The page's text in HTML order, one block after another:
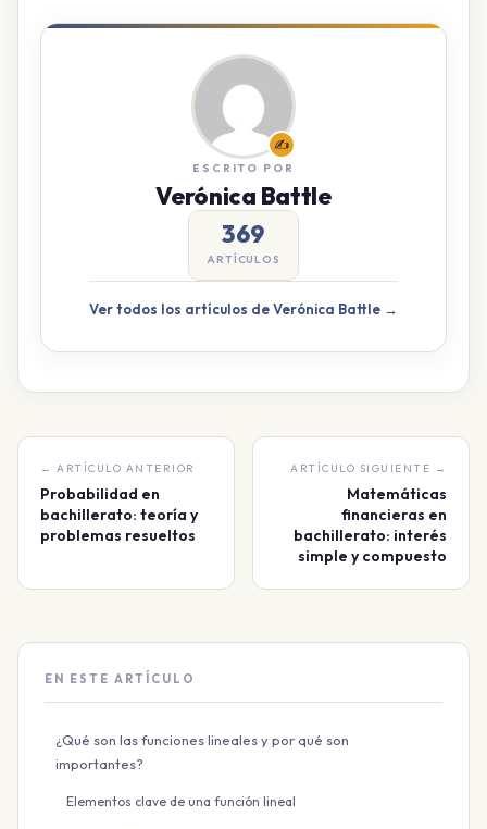
✍️
ESCRITO POR
Verónica Battle
369
ARTÍCULOS
Ver todos los artículos de Verónica Battle →
← ARTÍCULO ANTERIOR
Probabilidad en
bachillerato: teoría y
problemas resueltos
ARTÍCULO SIGUIENTE →
Matemáticas
financieras en
bachillerato: interés
simple y compuesto
EN ESTE ARTÍCULO
¿Qué son las funciones lineales y por qué son
importantes?
Elementos clave de una función lineal